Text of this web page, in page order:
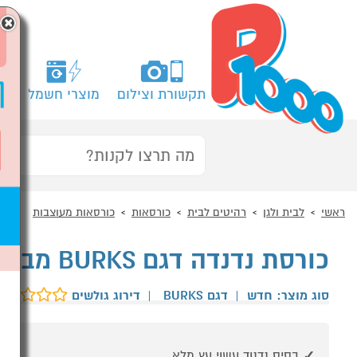
תקשורת וצילום מוצרי חשמל
ראשי לבית ולגן רהיטים לבית כורסאות כורסאות מעוצבות
כורסת נדנדה דגם BURKS מבית HOMAX
סוג מוצר: חדש | דגם BURKS | דירוג גולשים
×